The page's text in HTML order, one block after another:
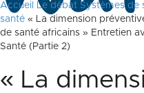
Accueil Le débat Systèmes de
santé « La dimension
de santé africains » Entretien
Santé (Partie 2)
« La